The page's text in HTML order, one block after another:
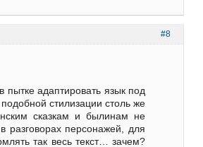
#8
пытке адаптировать язык под
стилизации столь же
сказкам и былинам не
разговорах персонажей, для
так весь текст… зачем?